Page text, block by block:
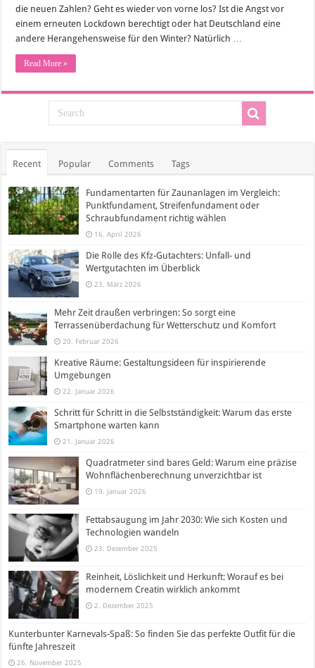
die neuen Zahlen? Geht es wieder von vorne los? Ist die Angst vor
einem erneuten Lockdown berechtigt oder hat Deutschland eine
andere Herangehensweise für den Winter? Natürlich …
Read More »
Recent Popular Comments Tags
Fundamentarten für Zaunanlagen im Vergleich:
Punktfundament, Streifenfundament oder
Schraubfundament richtig wählen
16. April 2026
Die Rolle des Kfz-Gutachters: Unfall- und
Wertgutachten im Überblick
23. März 2026
Mehr Zeit draußen verbringen: So sorgt eine
Terrassenüberdachung für Wetterschutz und Komfort
20. Februar 2026
Kreative Räume: Gestaltungsideen für inspirierende
Umgebungen
22. Januar 2026
Schritt für Schritt in die Selbstständigkeit: Warum das erste
Smartphone warten kann
21. Januar 2026
Quadratmeter sind bares Geld: Warum eine präzise
Wohnflächenberechnung unverzichtbar ist
19. Januar 2026
Fettabsaugung im Jahr 2030: Wie sich Kosten und
Technologien wandeln
23. Dezember 2025
Reinheit, Löslichkeit und Herkunft: Worauf es bei
modernem Creatin wirklich ankommt
2. Dezember 2025
Kunterbunter Karnevals-Spaß: So finden Sie das perfekte Outfit für die
fünfte Jahreszeit
26. November 2025